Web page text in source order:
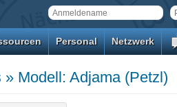
Personal Netzwerk
» Modell: Adjama (Petzl)